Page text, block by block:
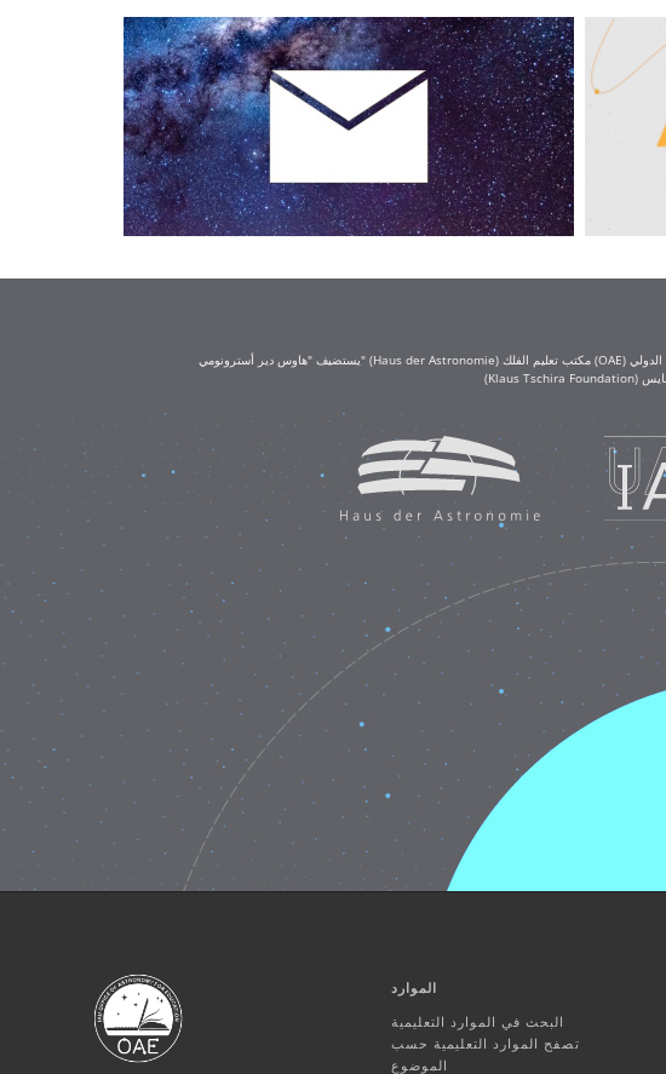
يستضيف "هاوس دير أسترونومي" (Haus der Astronomie) مكتب تعليم الفلك (OAE) في حرم معهد ماكس بلانك لعلم الفلك في هايدلبرغ. يُعد مكتب تعليم الفلك جزءًا من الاتحاد الفلكي الدولي (IAU)، ويحظى بتمويل كبير من مؤسسة كلاوس تشيرا
الموارد
البحث في الموارد التعليمية
تصفح الموارد التعليمية حسب
الموضوع